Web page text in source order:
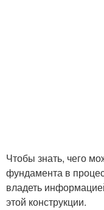
Чтобы знать, чего
фундамента в
владеть
этой конструкции.